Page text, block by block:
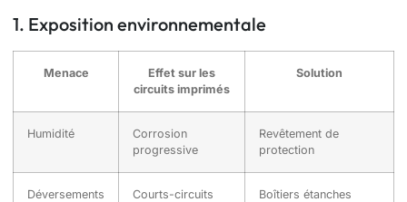
1. Exposition environnementale
Menace
Effet sur les
circuits imprimés
Solution
Humidité
Corrosion
progressive
Revêtement de
protection
Déversements
Courts-circuits
Boîtiers étanches